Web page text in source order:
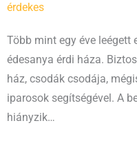
érdekes
Több mint egy éve leégett
édesanya érdi háza.
ház, csodák csodája,
iparosok segítségével. A
hiányzik…